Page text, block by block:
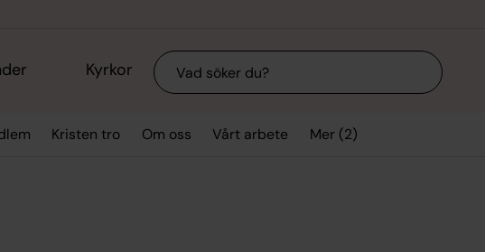
Kyrkor Sök
Kristen tro Om oss Vårt arbete Mer (2)